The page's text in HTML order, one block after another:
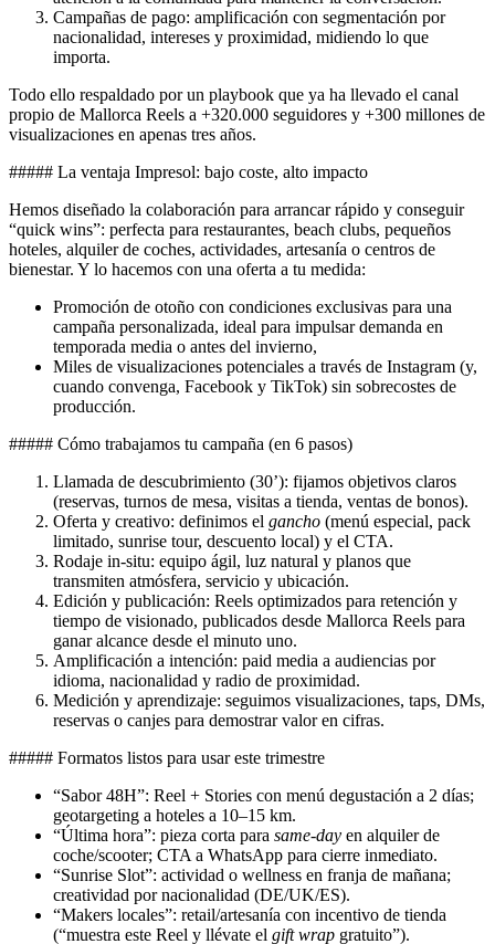
Campañas de pago: amplificación con segmentación por
nacionalidad, intereses y proximidad, midiendo lo que
importa.
Todo ello respaldado por un playbook que ya ha llevado el canal
propio de Mallorca Reels a +320.000 seguidores y +300 millones de
visualizaciones en apenas tres años.
##### La ventaja Impresol: bajo coste, alto impacto
Hemos diseñado la colaboración para arrancar rápido y conseguir
“quick wins”: perfecta para restaurantes, beach clubs, pequeños
hoteles, alquiler de coches, actividades, artesanía o centros de
bienestar. Y lo hacemos con una oferta a tu medida:
Promoción de otoño con condiciones exclusivas para una
campaña personalizada, ideal para impulsar demanda en
temporada media o antes del invierno,
Miles de visualizaciones potenciales a través de Instagram (y,
cuando convenga, Facebook y TikTok) sin sobrecostes de
producción.
##### Cómo trabajamos tu campaña (en 6 pasos)
Llamada de descubrimiento (30’): fijamos objetivos claros
(reservas, turnos de mesa, visitas a tienda, ventas de bonos).
Oferta y creativo: definimos el gancho (menú especial, pack
limitado, sunrise tour, descuento local) y el CTA.
Rodaje in-situ: equipo ágil, luz natural y planos que
transmiten atmósfera, servicio y ubicación.
Edición y publicación: Reels optimizados para retención y
tiempo de visionado, publicados desde Mallorca Reels para
ganar alcance desde el minuto uno.
Amplificación a intención: paid media a audiencias por
idioma, nacionalidad y radio de proximidad.
Medición y aprendizaje: seguimos visualizaciones, taps, DMs,
reservas o canjes para demostrar valor en cifras.
##### Formatos listos para usar este trimestre
“Sabor 48H”: Reel + Stories con menú degustación a 2 días;
geotargeting a hoteles a 10–15 km.
“Última hora”: pieza corta para same-day en alquiler de
coche/scooter; CTA a WhatsApp para cierre inmediato.
“Sunrise Slot”: actividad o wellness en franja de mañana;
creatividad por nacionalidad (DE/UK/ES).
“Makers locales”: retail/artesanía con incentivo de tienda
(“muestra este Reel y llévate el gift wrap gratuito”).